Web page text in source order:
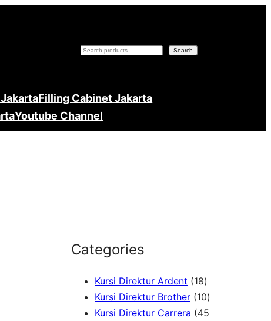
Search Search
Filling Cabinet Jakarta
Youtube Channel
Categories
Kursi Direktur Ardent 181
8
P
Kursi Direktur Brother 101
0
Kursi Direktur Carrera
45